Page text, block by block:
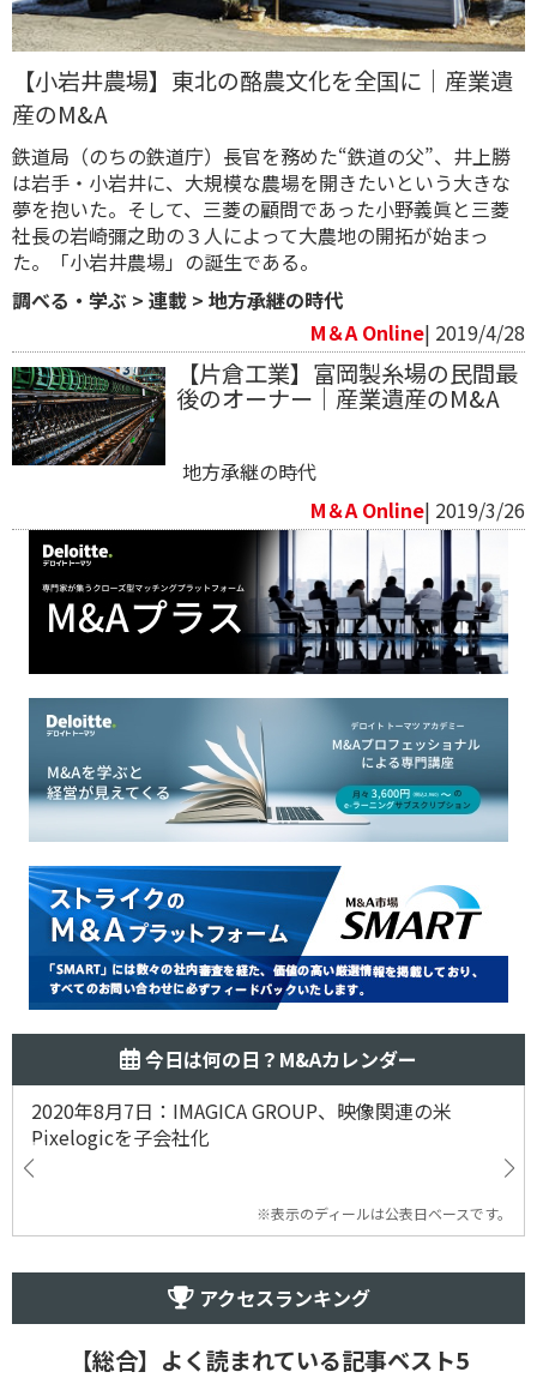
【小岩井農場】東北の酪農文化を全国に｜産業遺
産のM&A
鉄道局（のちの鉄道庁）長官を務めた“鉄道の父”、井上勝
は岩手・小岩井に、大規模な農場を開きたいという大きな
夢を抱いた。そして、三菱の顧問であった小野義眞と三菱
社長の岩崎彌之助の３人によって大農地の開拓が始まっ
た。「小岩井農場」の誕生である。
調べる・学ぶ > 連載 > 地方承継の時代
M＆A Online| 2019/4/28
【片倉工業】富岡製糸場の民間最
後のオーナー｜産業遺産のM&A
地方承継の時代
M＆A Online| 2019/3/26
今日は何の日？M&Aカレンダー
2020年8月7日：IMAGICA GROUP、映像関連の米
Pixelogicを子会社化
※表示のディールは公表日ベースです。
アクセスランキング
【総合】よく読まれている記事ベスト5